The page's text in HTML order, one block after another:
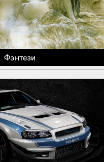
Фэнтези